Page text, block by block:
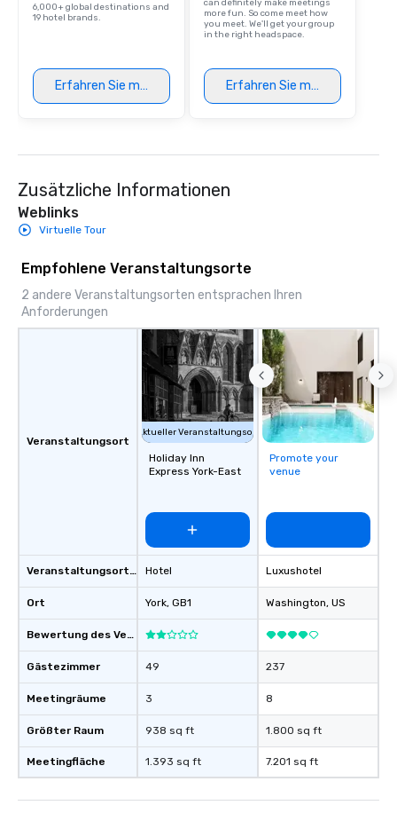
6,000+ global destinations and
19 hotel brands.
Erfahren Sie mehr
can definitely make meetings
more fun. So come meet how
you meet. We'll get your group
in the right headspace.
Erfahren Sie mehr
Zusätzliche Informationen
Weblinks
Virtuelle Tour
Empfohlene Veranstaltungsorte
2 andere Veranstaltungsorten entsprachen Ihren
Anforderungen
Veranstaltungsort
Veranstaltungsortstyp
Ort
Bewertung des Veranstaltungsortes
Gästezimmer
Meetingräume
Größter Raum
Meetingfläche
Aktueller Veranstaltungsort
Holiday Inn
Express York-East
Hotel
York, GB1
49
3
938 sq ft
1.393 sq ft
Promote your
venue
Luxushotel
Washington, US
237
8
1.800 sq ft
7.201 sq ft